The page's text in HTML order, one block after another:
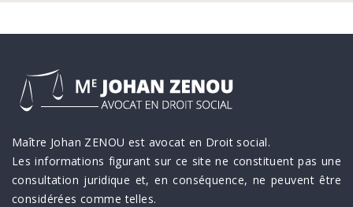
Maître Johan ZENOU est avocat en Droit social.
Les informations figurant sur ce site ne constituent pas une
consultation juridique et, en conséquence, ne peuvent être
considérées comme telles.